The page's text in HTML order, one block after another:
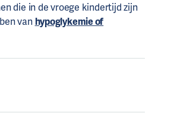
die in de vroege kindertijd zijn
van hypoglykemie of